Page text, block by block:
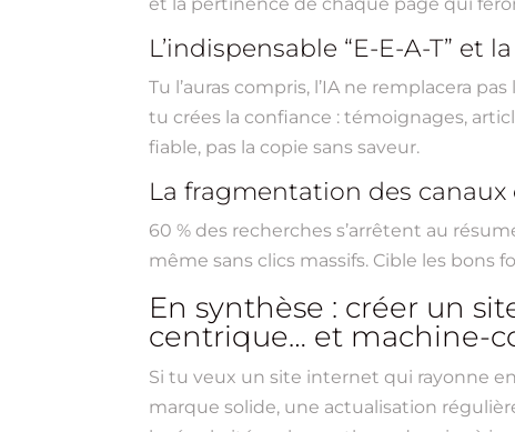
L’indispensable “E-E-A-T” et
Tu l’auras compris, l’IA ne remplacera
tu crées la confiance : témoignages,
fiable, pas la copie sans saveur.
La fragmentation des canaux
60 % des recherches s’arrêtent au
même sans clics massifs. Cible les bons
En synthèse : créer un
centrique… et machine-
Si tu veux un site internet qui rayonne
marque solide, une actualisation